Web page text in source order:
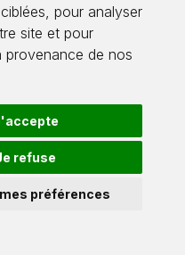
pour analyser
site et pour
provenance de nos
refuse
préférences